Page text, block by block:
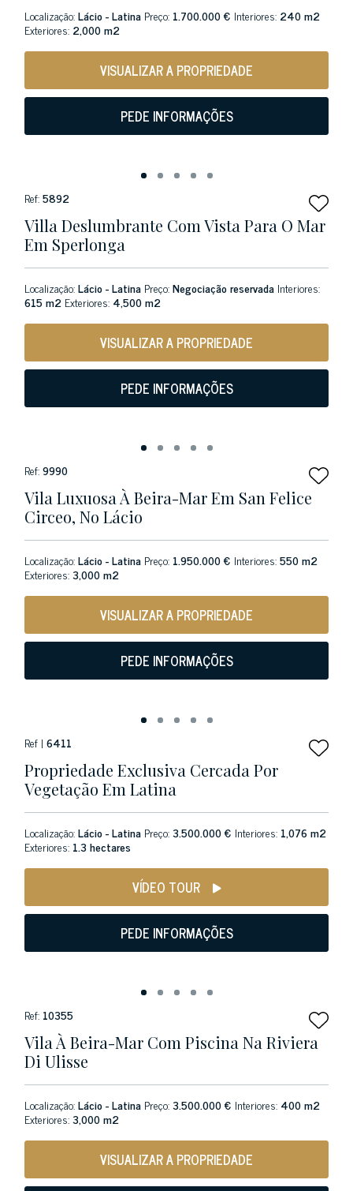
Localização:Lácio - Latina Preço: 1.700.000 € Interiores: 240 m2
Exteriores: 2,000 m2
VISUALIZAR A PROPRIEDADE
PEDE INFORMAÇÕES
Ref:5892
Villa Deslumbrante Com Vista Para O Mar
Em Sperlonga
Localização:Lácio - Latina Preço:Negociação reservada Interiores:
615 m2 Exteriores: 4,500 m2
VISUALIZAR A PROPRIEDADE
PEDE INFORMAÇÕES
Ref:9990
Vila Luxuosa À Beira-Mar Em San Felice
Circeo, No Lácio
Localização:Lácio - Latina Preço: 1.950.000 € Interiores:550 m2
Exteriores:3,000 m2
VISUALIZAR A PROPRIEDADE
PEDE INFORMAÇÕES
Ref | 6411
Propriedade Exclusiva Cercada Por
Vegetação Em Latina
Localização:Lácio - Latina Preço:3.500.000 € Interiores: 1,076 m2
Exteriores: 1.3 hectares
VÍDEO TOUR
PEDE INFORMAÇÕES
Ref: 10355
Vila À Beira-Mar Com Piscina Na Riviera
Di Ulisse
Localização:Lácio - Latina Preço:3.500.000 € Interiores: 400 m2
Exteriores:3,000 m2
VISUALIZAR A PROPRIEDADE